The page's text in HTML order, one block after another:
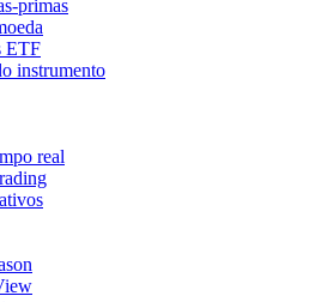
primas
ETF
instrumento
real